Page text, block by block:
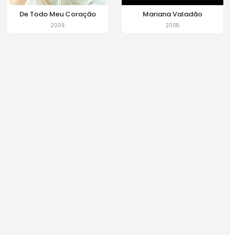
De Todo Meu Coração
2009
Mariana Valadão
2008